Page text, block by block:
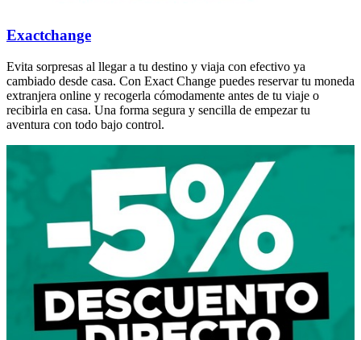
Exactchange
Evita sorpresas al llegar a tu destino y viaja con efectivo ya
cambiado desde casa. Con Exact Change puedes reservar tu moneda
extranjera online y recogerla cómodamente antes de tu viaje o
recibirla en casa. Una forma segura y sencilla de empezar tu
aventura con todo bajo control.